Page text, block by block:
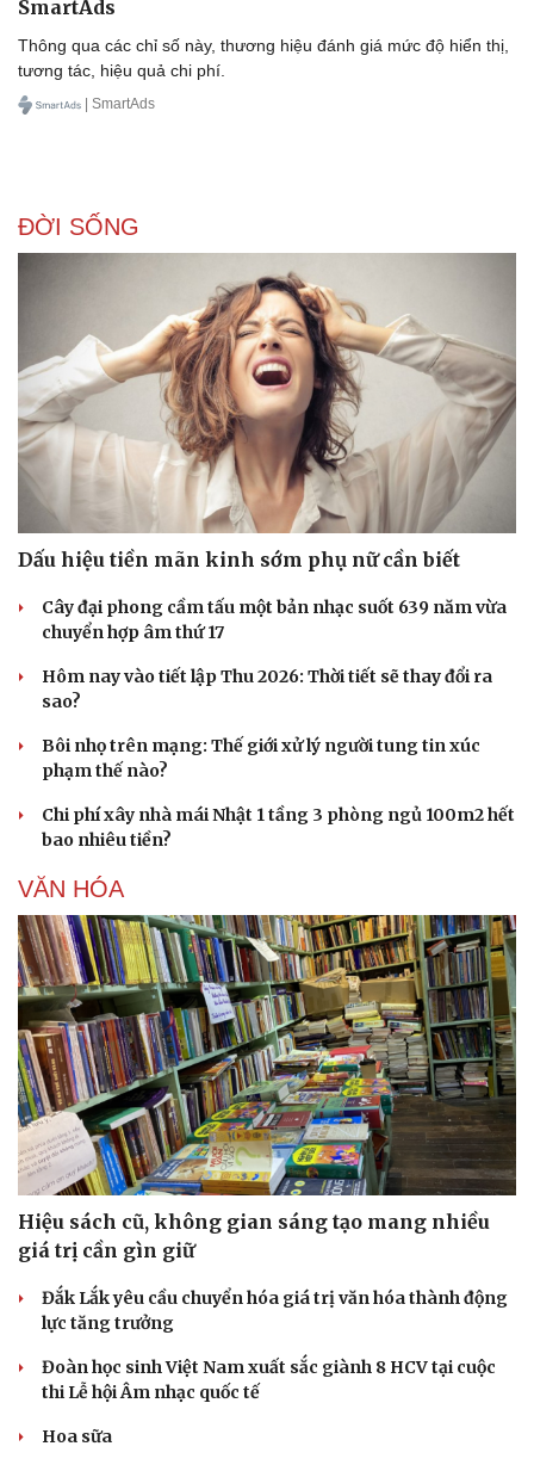
Doanh nghiệp
Thông tin doanh nghiệp
Doanh nghiệp 24h
Doanh nhân
Vì cộng đồng
Công nghệ
Sành điệu
Tin Công nghệ
Trải nghiệm
SmartAds
Thông qua các chỉ số này, thương hiệu đánh giá mức độ hiển thị,
tương tác, hiệu quả chi phí.
| SmartAds
ĐỜI SỐNG
Dấu hiệu tiền mãn kinh sớm phụ nữ cần biết
Cây đại phong cầm tấu một bản nhạc suốt 639 năm vừa
chuyển hợp âm thứ 17
Hôm nay vào tiết lập Thu 2026: Thời tiết sẽ thay đổi ra
sao?
Bôi nhọ trên mạng: Thế giới xử lý người tung tin xúc
phạm thế nào?
Chi phí xây nhà mái Nhật 1 tầng 3 phòng ngủ 100m2 hết
bao nhiêu tiền?
VĂN HÓA
Hiệu sách cũ, không gian sáng tạo mang nhiều
giá trị cần gìn giữ
Đắk Lắk yêu cầu chuyển hóa giá trị văn hóa thành động
lực tăng trưởng
Đoàn học sinh Việt Nam xuất sắc giành 8 HCV tại cuộc
thi Lễ hội Âm nhạc quốc tế
Hoa sữa